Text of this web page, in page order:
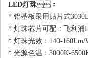
LED灯珠：
* 铝基板采用贴片式3030LED
* 灯珠芯片可配：飞利
* 灯珠光效：140-
* 光源色温：3000K-